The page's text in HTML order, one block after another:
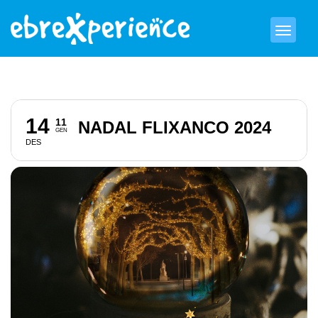
14
DES
11
GEN NADAL FLIXANCO 2024